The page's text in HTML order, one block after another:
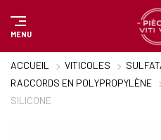
MENU
ACCUEIL VITICOLES
RACCORDS EN POLYPROPYLÈNE
SILICONE
Panneau de gestion des cookies